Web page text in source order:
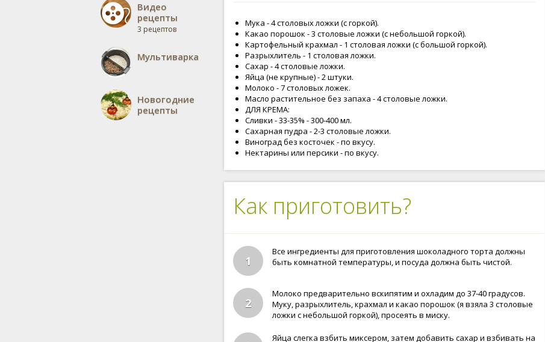
Видео
рецепты
3 рецептов
Мультиварка
Новогодние
рецепты
Мука - 4 столовых ложки (с горкой).
Какао порошок - 3 столовые ложки (с небольшой горкой).
Картофельный крахмал - 1 столовая ложки (с большой горкой).
Разрыхлитель - 1 столовая ложки.
Сахар - 4 столовые ложки.
Яйца (не крупные) - 2 штуки.
Молоко - 7 столовых ложек.
Масло растительное без запаха - 4 столовые ложки.
ДЛЯ КРЕМА:
Сливки - 33-35% - 300-400 мл.
Сахарная пудра - 2-3 столовые ложки.
Виноград без косточек - по вкусу.
Нектарины или персики - по вкусу.
Как приготовить?
1
Все ингредиенты для приготовления шоколадного торта должны
быть комнатной температуры, и посуда должна быть чистой.
2
Молоко предварительно вскипятим и охладим до 37-40 градусов.
Муку, разрыхлитель, крахмал и какао порошок (я взяла 3 столовые
ложки с небольшой горкой), просеять в миску.
Яйца слегка взбить миксером, затем добавить сахар и взбивать на